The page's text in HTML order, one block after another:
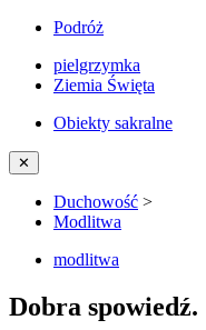
Podróż
pielgrzymka
Ziemia Święta
Obiekty sakralne
✕
Duchowość >
Modlitwa
modlitwa
Dobra